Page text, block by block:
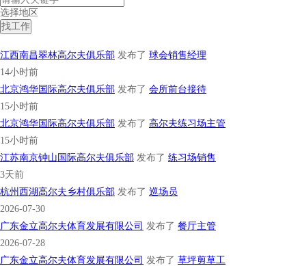
选择地区
江西南昌翠林高尔夫俱乐部 发布了 球会销售经理
14小时前
北京鸿华国际高尔夫俱乐部 发布了 会所前台接待
15小时前
北京鸿华国际高尔夫俱乐部 发布了 高尔夫练习场主管
15小时前
江苏南京钟山国际高尔夫俱乐部 发布了 练习场销售
3天前
杭州西湖高尔夫乡村俱乐部 发布了 巡场员
2026-07-30
广东金立高尔夫体育发展有限公司 发布了 餐厅主管
2026-07-28
广东金立高尔夫体育发展有限公司 发布了 草坪剪草工